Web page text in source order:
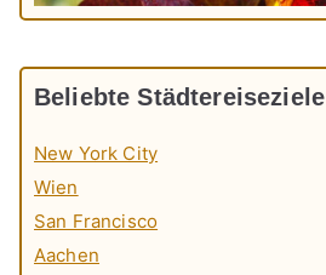
Beliebte Städtereiseziele
New York City
Wien
San Francisco
Aachen